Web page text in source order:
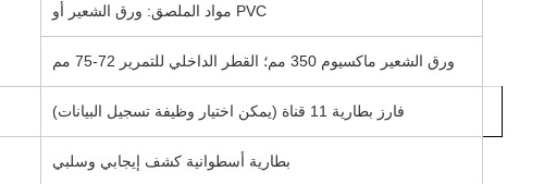
مواد الملصق: ورق الشعير أو PVC
ورق الشعير ماكسيوم 350 مم؛ القطر الداخلي للتمرير 72-75 مم
فارز بطارية 11 قناة (يمكن اختيار وظيفة تسجيل البيانات)
بطارية أسطوانية كشف إيجابي وسلبي